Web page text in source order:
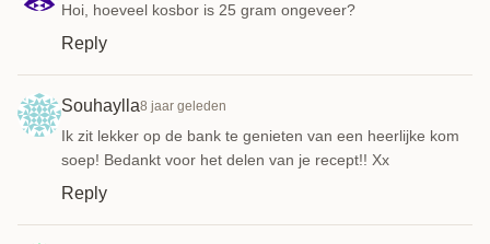
Hoi, hoeveel kosbor is 25 gram ongeveer?
Reply
Souhaylla8 jaar geleden
Ik zit lekker op de bank te genieten van een heerlijke kom
soep! Bedankt voor het delen van je recept!! Xx
Reply